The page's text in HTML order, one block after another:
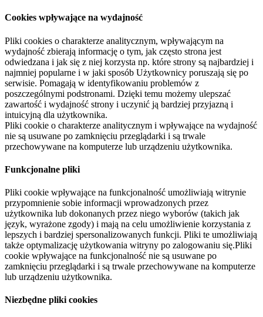
Cookies wpływające na wydajność
Pliki cookies o charakterze analitycznym, wpływającym na
wydajność zbierają informację o tym, jak często strona jest
odwiedzana i jak się z niej korzysta np. które strony są najbardziej i
najmniej popularne i w jaki sposób Użytkownicy poruszają się po
serwisie. Pomagają w identyfikowaniu problemów z
poszczególnymi podstronami. Dzięki temu możemy ulepszać
zawartość i wydajność strony i uczynić ją bardziej przyjazną i
intuicyjną dla użytkownika.
Pliki cookie o charakterze analitycznym i wpływające na wydajność
nie są usuwane po zamknięciu przeglądarki i są trwale
przechowywane na komputerze lub urządzeniu użytkownika.
Funkcjonalne pliki
Pliki cookie wpływające na funkcjonalność umożliwiają witrynie
przypomnienie sobie informacji wprowadzonych przez
użytkownika lub dokonanych przez niego wyborów (takich jak
język, wyrażone zgody) i mają na celu umożliwienie korzystania z
lepszych i bardziej spersonalizowanych funkcji. Pliki te umożliwiają
także optymalizację użytkowania witryny po zalogowaniu się.Pliki
cookie wpływające na funkcjonalność nie są usuwane po
zamknięciu przeglądarki i są trwale przechowywane na komputerze
lub urządzeniu użytkownika.
Niezbędne pliki cookies